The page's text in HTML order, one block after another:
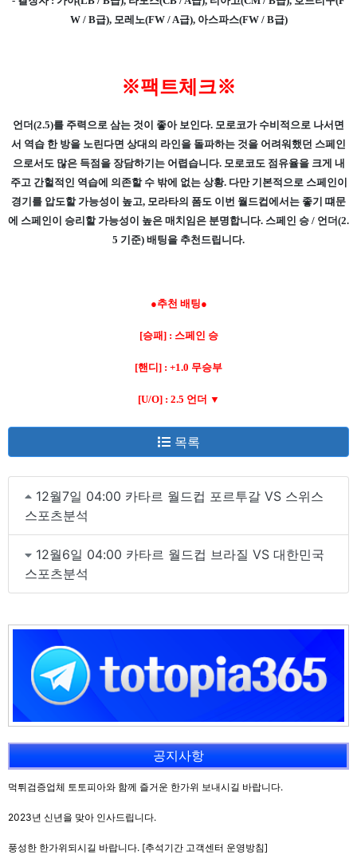
W / B급), 모레노(FW / A급), 아스파스(FW / B급)
※팩트체크※
언더(2.5)를 주력으로 삼는 것이 좋아 보인다. 모로코가 수비적으로 나서면
서 역습 한 방을 노린다면 상대의 라인을 돌파하는 것을 어려워했던 스페인
으로서도 많은 득점을 장담하기는 어렵습니다. 모로코도 점유율을 크게 내
주고 간헐적인 역습에 의존할 수 밖에 없는 상황. 다만 기본적으로 스페인이
경기를 압도할 가능성이 높고, 모라타의 폼도 이번 월드컵에서는 좋기 떄문
에 스페인이 승리할 가능성이 높은 매치임은 분명합니다. 스페인 승 / 언더(2.
5 기준) 배팅을 추천드립니다.
●추천 배팅●
[승패] : 스페인 승
[핸디] : +1.0 무승부
[U/O] : 2.5 언더 ▼
목록
12월7일 04:00 카타르 월드컵 포르투갈 VS 스위스
스포츠분석
12월6일 04:00 카타르 월드컵 브라질 VS 대한민국
스포츠분석
공지사항
먹튀검증업체 토토피아와 함께 즐거운 한가위 보내시길 바랍니다.
2023년 신년을 맞아 인사드립니다.
풍성한 한가위되시길 바랍니다. [추석기간 고객센터 운영방침]